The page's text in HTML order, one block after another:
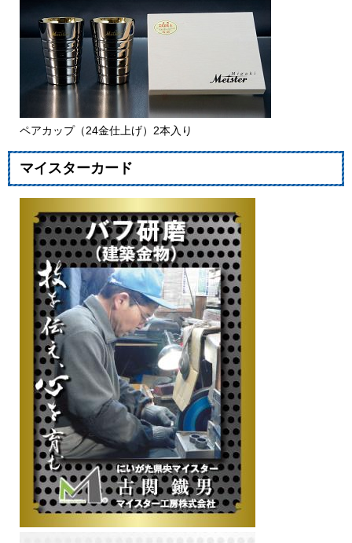
ペアカップ（24金仕上げ）2本入り
マイスターカード